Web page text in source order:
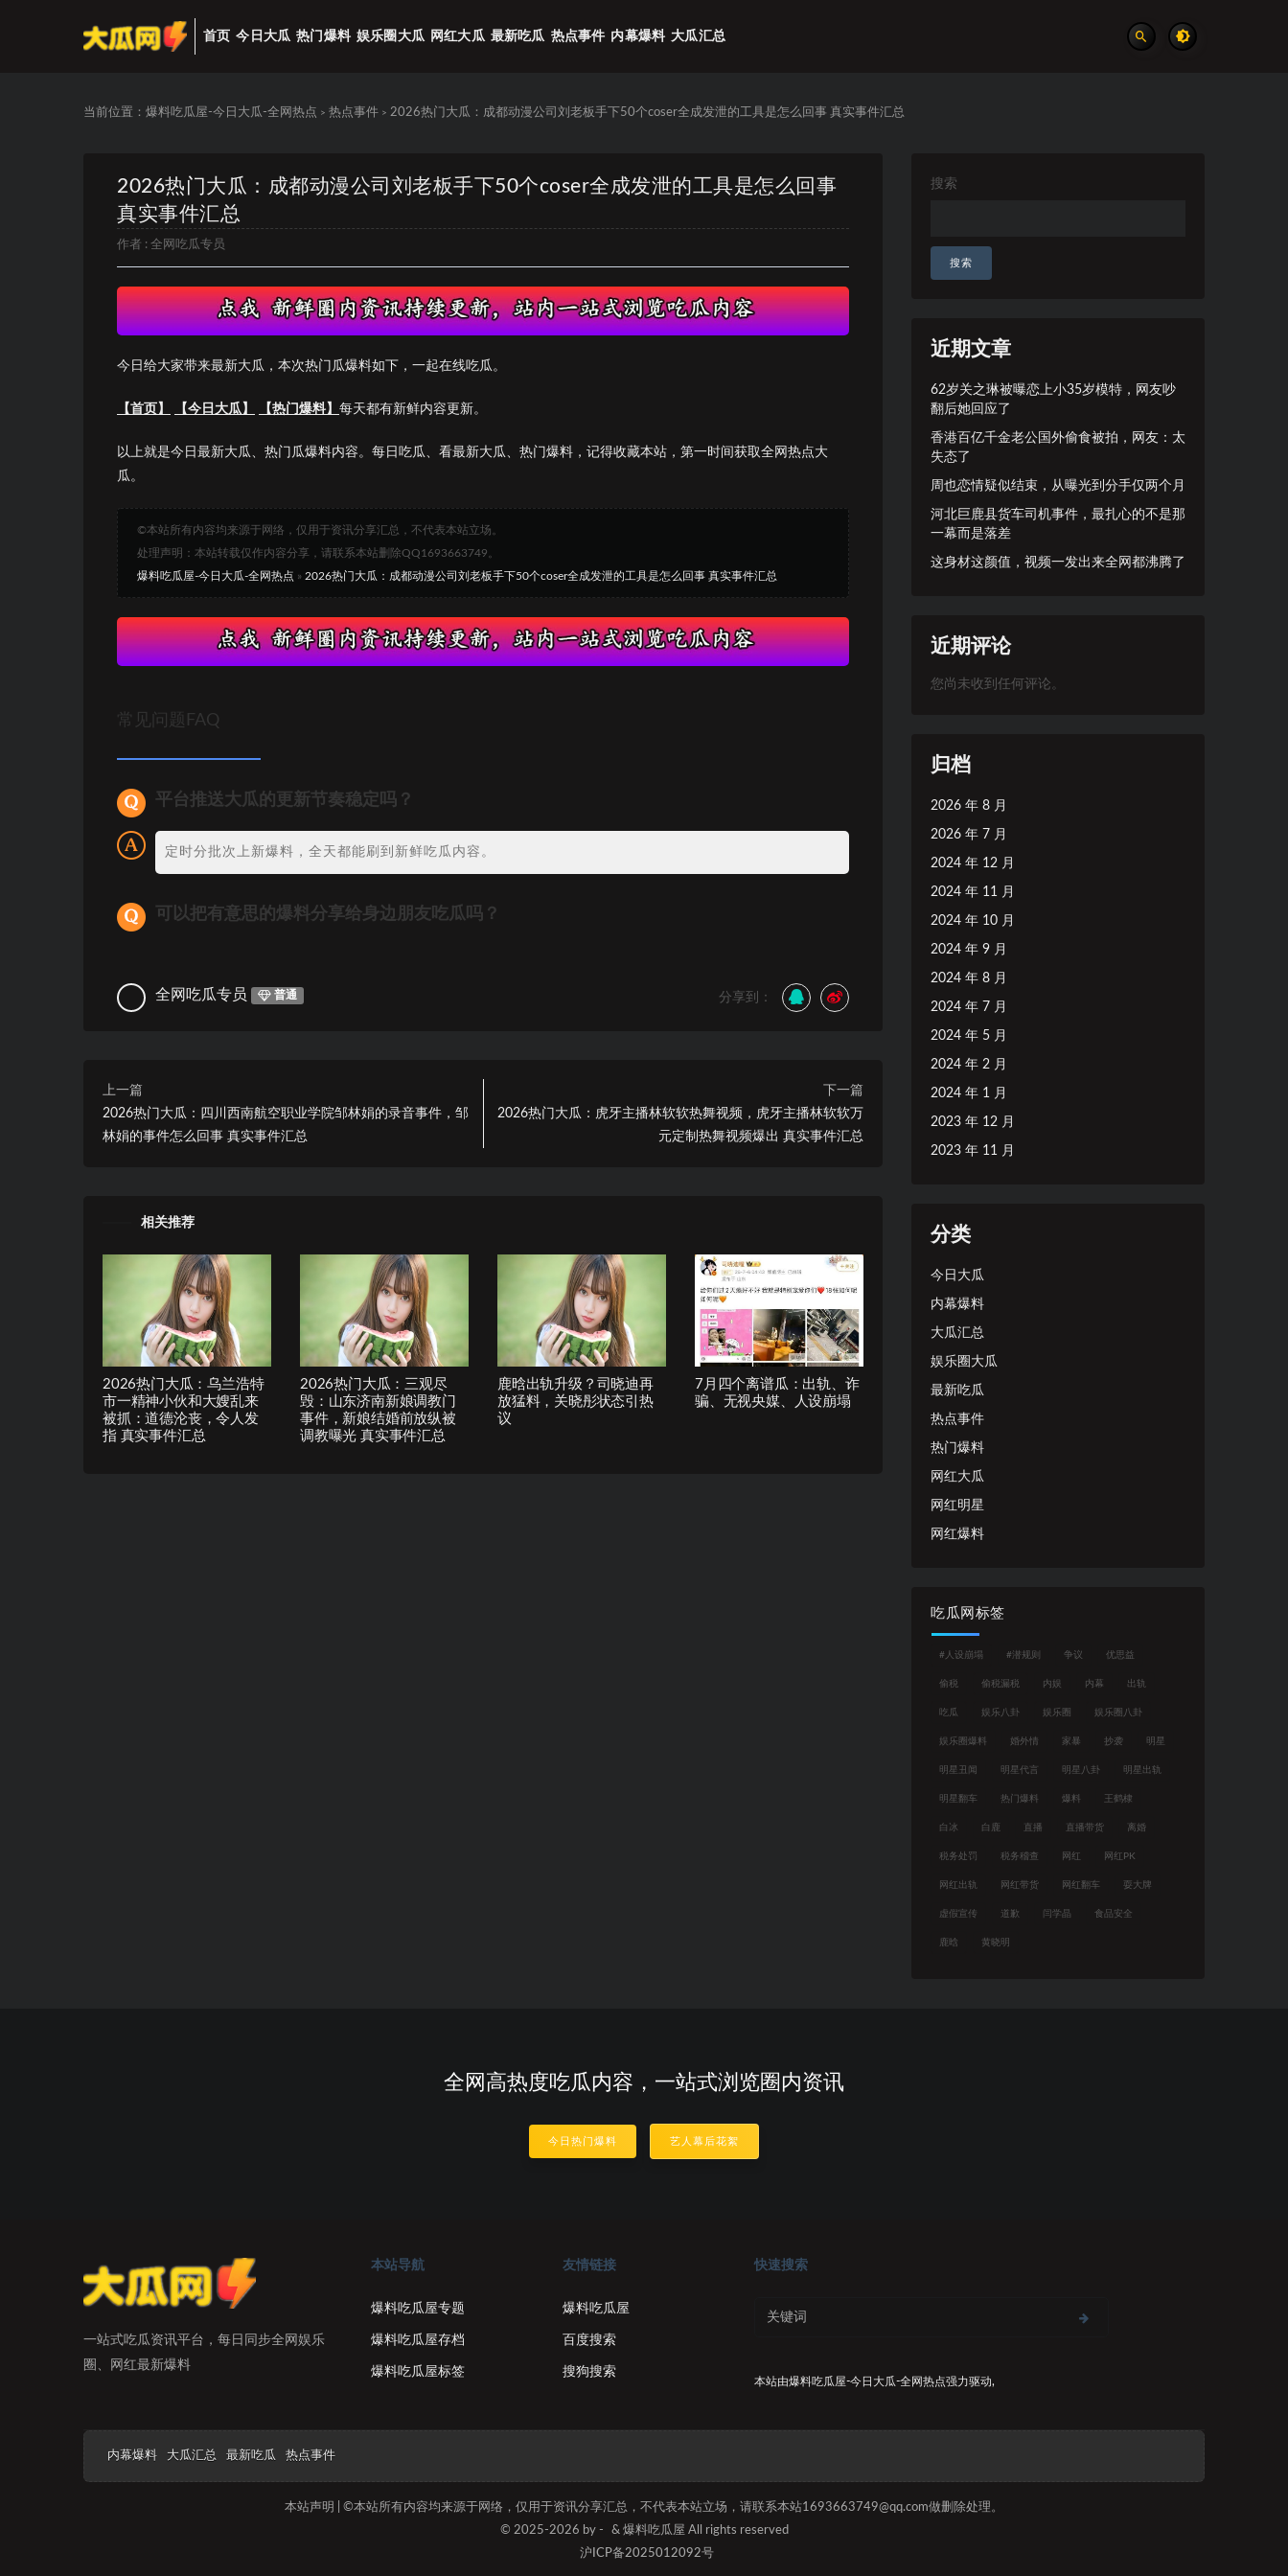
首页 今日大瓜 热门爆料 娱乐圈大瓜 网红大瓜 最新吃瓜 热点事件 内幕爆料 大瓜汇总
当前位置： 爆料吃瓜屋-今日大瓜-全网热点 > 热点事件 > 2026热门大瓜：成都动漫公司刘老板手下50个coser全成发泄的工具是怎么回事 真实事件汇总
2026热门大瓜：成都动漫公司刘老板手下50个coser全成发泄的工具是怎么回事
真实事件汇总
作者 : 全网吃瓜专员
今日给大家带来最新大瓜，本次热门瓜爆料如下，一起在线吃瓜。
【首页】 【今日大瓜】 【热门爆料】 每天都有新鲜内容更新。
以上就是今日最新大瓜、热门瓜爆料内容。每日吃瓜、看最新大瓜、热门爆料，记得收藏本站，第一时间获取全网热点大
瓜。
©本站所有内容均来源于网络，仅用于资讯分享汇总，不代表本站立场。
处理声明：本站转载仅作内容分享，请联系本站删除QQ1693663749。
爆料吃瓜屋-今日大瓜-全网热点 » 2026热门大瓜：成都动漫公司刘老板手下50个coser全成发泄的工具是怎么回事 真实事件汇总
常见问题FAQ
平台推送大瓜的更新节奏稳定吗？
定时分批次上新爆料，全天都能刷到新鲜吃瓜内容。
可以把有意思的爆料分享给身边朋友吃瓜吗？
全网吃瓜专员 普通 分享到：
上一篇
2026热门大瓜：四川西南航空职业学院邹林娟的录音事件，邹
林娟的事件怎么回事 真实事件汇总
下一篇
2026热门大瓜：虎牙主播林软软热舞视频，虎牙主播林软软万
元定制热舞视频爆出 真实事件汇总
相关推荐
2026热门大瓜：乌兰浩特
市一精神小伙和大嫂乱来
被抓：道德沦丧，令人发
指 真实事件汇总
2026热门大瓜：三观尽
毁：山东济南新娘调教门
事件，新娘结婚前放纵被
调教曝光 真实事件汇总
鹿晗出轨升级？司晓迪再
放猛料，关晓彤状态引热
议
7月四个离谱瓜：出轨、诈
骗、无视央媒、人设崩塌
搜索
搜索
近期文章
62岁关之琳被曝恋上小35岁模特，网友吵
翻后她回应了
香港百亿千金老公国外偷食被拍，网友：太
失态了
周也恋情疑似结束，从曝光到分手仅两个月
河北巨鹿县货车司机事件，最扎心的不是那
一幕而是落差
这身材这颜值，视频一发出来全网都沸腾了
近期评论
您尚未收到任何评论。
归档
2026 年 8 月
2026 年 7 月
2024 年 12 月
2024 年 11 月
2024 年 10 月
2024 年 9 月
2024 年 8 月
2024 年 7 月
2024 年 5 月
2024 年 2 月
2024 年 1 月
2023 年 12 月
2023 年 11 月
分类
今日大瓜
内幕爆料
大瓜汇总
娱乐圈大瓜
最新吃瓜
热点事件
热门爆料
网红大瓜
网红明星
网红爆料
吃瓜网标签
#人设崩塌 #潜规则 争议 优思益
偷税 偷税漏税 内娱 内幕 出轨
吃瓜 娱乐八卦 娱乐圈 娱乐圈八卦
娱乐圈爆料 婚外情 家暴 抄袭 明星
明星丑闻 明星代言 明星八卦 明星出轨
明星翻车 热门爆料 爆料 王鹤棣
白冰 白鹿 直播 直播带货 离婚
税务处罚 税务稽查 网红 网红PK
网红出轨 网红带货 网红翻车 耍大牌
虚假宣传 道歉 闫学晶 食品安全
鹿晗 黄晓明
全网高热度吃瓜内容，一站式浏览圈内资讯
今日热门爆料 艺人幕后花絮
一站式吃瓜资讯平台，每日同步全网娱乐
圈、网红最新爆料
本站导航
爆料吃瓜屋专题
爆料吃瓜屋存档
爆料吃瓜屋标签
友情链接
爆料吃瓜屋
百度搜索
搜狗搜索
快速搜索
本站由爆料吃瓜屋-今日大瓜-全网热点强力驱动,
内幕爆料 大瓜汇总 最新吃瓜 热点事件
本站声明 | ©本站所有内容均来源于网络，仅用于资讯分享汇总，不代表本站立场，请联系本站1693663749@qq.com做删除处理。
© 2025-2026 by -
& 爆料吃瓜屋 All rights reserved
沪ICP备2025012092号